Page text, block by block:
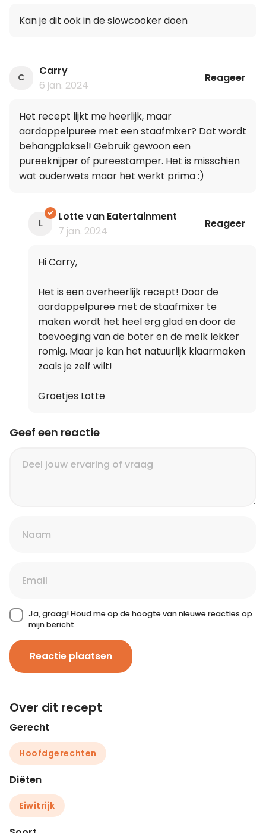
Kan je dit ook in de slowcooker doen
C
Carry
6 jan. 2024
Reageer
Het recept lijkt me heerlijk, maar
aardappelpuree met een staafmixer? Dat wordt
behangplaksel! Gebruik gewoon een
pureeknijper of pureestamper. Het is misschien
wat ouderwets maar het werkt prima :)
L
Lotte van Eatertainment
7 jan. 2024
Reageer
Hi Carry,
Het is een overheerlijk recept! Door de
aardappelpuree met de staafmixer te
maken wordt het heel erg glad en door de
toevoeging van de boter en de melk lekker
romig. Maar je kan het natuurlijk klaarmaken
zoals je zelf wilt!
Groetjes Lotte
Geef een reactie
Ja, graag! Houd me op de hoogte van nieuwe reacties op
mijn bericht.
Reactie plaatsen
Over dit recept
Gerecht
Hoofdgerechten
Diëten
Eiwitrijk